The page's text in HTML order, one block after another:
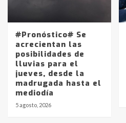
#Pronóstico# Se
acrecientan las
posibilidades de
lluvias para el
jueves, desde la
madrugada hasta el
mediodía
5 agosto, 2026